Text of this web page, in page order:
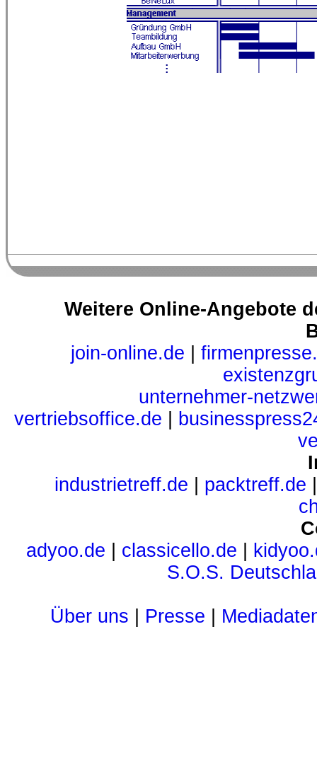
Weitere Online-Angebote
join-online.de
unternehmer-
vertriebsoffice.de
industrietreff.de
packtreff.de
adyoo.de
classicello.de
S.O.S.
Über uns Presse